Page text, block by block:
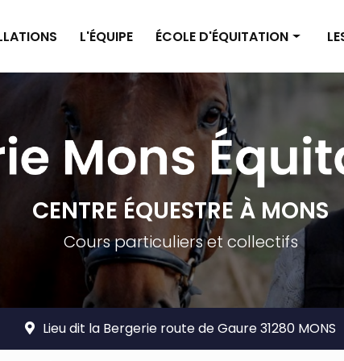
L'ÉQUIPE ÉCOLE D'ÉQUITATION
Enseignement poney
Enseignement cheval
Planning
Tarifs
CENTRE ÉQUESTRE À MONS
Cours particuliers et collectifs
Lieu dit la Bergerie route de Gaure 31280 MONS